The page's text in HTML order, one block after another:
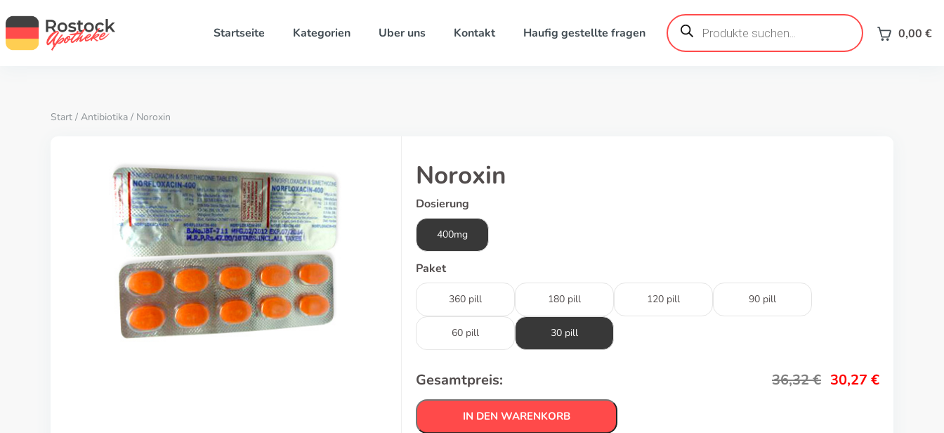
Startseite Kategorien Uber uns Kontakt Haufig gestellte fragen
Products
search 0,00 €
Start / Antibiotika / Noroxin
Noroxin
Dosierung
400mg
Paket
360 pill 180 pill 120 pill 90 pill
60 pill 30 pill
Gesamtpreis: 36,32€ 30,27 €
IN DEN WARENKORB